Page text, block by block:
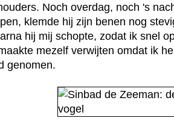
Noch overdag, noch 's
klemde hij zijn benen nog
hij mij schopte, zodat ik snel
mezelf verwijten omdat ik
genomen.